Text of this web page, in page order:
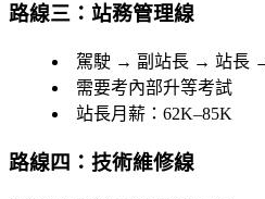
路線三：站務管理線
駕駛 → 副站長 → 站長
需要考內部升等考試
站長月薪：62K–85K
路線四：技術維修線